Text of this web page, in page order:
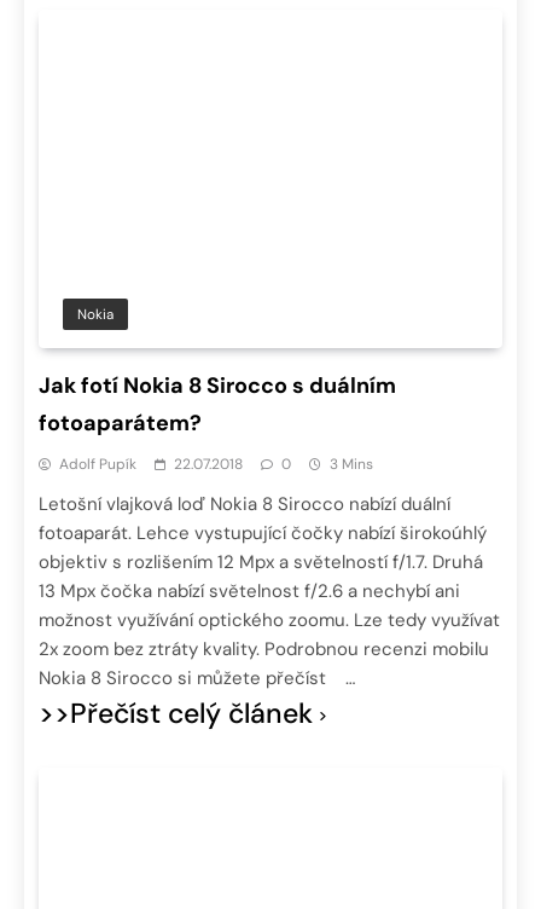
Nokia
Jak fotí Nokia 8 Sirocco s duálním
fotoaparátem?
Adolf Pupík 22.07.2018 0 3 Mins
Letošní vlajková loď Nokia 8 Sirocco nabízí duální
fotoaparát. Lehce vystupující čočky nabízí širokoúhlý
objektiv s rozlišením 12 Mpx a světelností f/1.7. Druhá
13 Mpx čočka nabízí světelnost f/2.6 a nechybí ani
možnost využívání optického zoomu. Lze tedy využívat
2x zoom bez ztráty kvality. Podrobnou recenzi mobilu
Nokia 8 Sirocco si můžete přečíst …
>>Přečíst celý článek